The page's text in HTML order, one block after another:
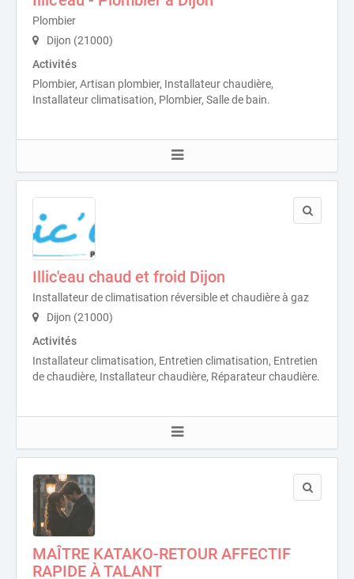
Plombier
Dijon (21000)
Activités
Plombier, Artisan plombier, Installateur chaudière,
Installateur climatisation, Plombier, Salle de bain.
Illic'eau chaud et froid Dijon
Installateur de climatisation réversible et chaudière à gaz
Dijon (21000)
Activités
Installateur climatisation, Entretien climatisation, Entretien
de chaudière, Installateur chaudière, Réparateur chaudière.
MAÎTRE KATAKO-RETOUR AFFECTIF
RAPIDE À TALANT